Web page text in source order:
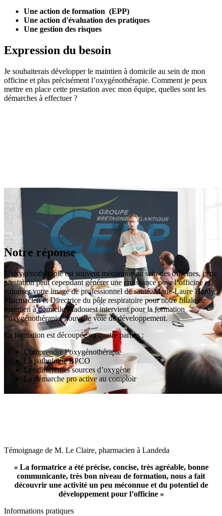
Une action de formation (EPP)
Une action d'évaluation des pratiques
Une gestion des risques
Expression du besoin
Je souhaiterais développer le maintien à domicile au sein de mon
officine et plus précisément l’oxygénothérapie. Comment je peux
mettre en place cette prestation avec mon équipe, quelles sont les
démarches à effectuer ?
Notre réponse
L’oxygénothérapie est souvent méconnue au sein des officines, cette
prestation peut cependant générer une croissance pour l’officine et
valoriser votre image de professionnel de santé. Marie-Laure Hardy,
Pharmacien et Directrice du pôle respiratoire pour notre filiale de
maintien à domicile Madouest intervient pour la formation
l’oxygénothérapie, nouvelle voie de développement.
La formation est découpée en quatre parties :
Comprendre l’oxygénothérapie
La pathologie BPCO
Les différentes sources d’oxygène
La démarche pro active au comptoir
Témoignage de M. Le Claire, pharmacien à Landeda
« La formatrice a été précise, concise, très agréable, bonne
communicante, très bon niveau de formation, nous a fait
découvrir une activité un peu méconnue et du potentiel de
développement pour l’officine »
Informations pratiques